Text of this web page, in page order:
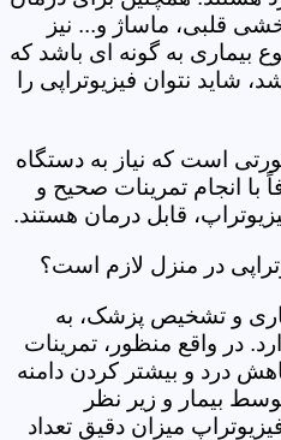
قلبی، ماساژ و... نیز
بیماری به گونه ای باشد که
شاید نتوان فیزیوتراپی را
است که نیاز به دستگاه
انجام تمرینات صحیح و
قابل درمان هستند.
در منزل لازم است؟
و تشخیص پزشک، به
در واقع منظور، تمرینات
درد و بیشتر کردن دامنه
بیمار و زیر نظر
میزان دقیق تعداد